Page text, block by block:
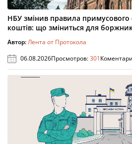
НБУ змінив правила примусового
коштів: що зміниться для
Автор:Лента от Протокола
06.08.2026Просмотров:301